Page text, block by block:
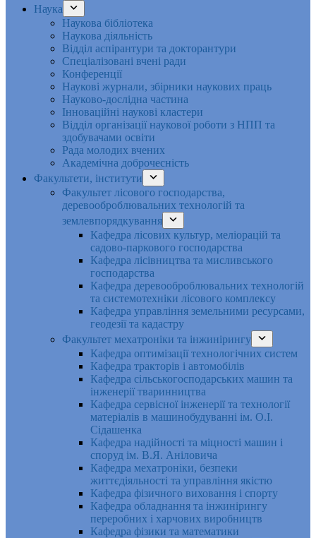
Наука
Наукова бібліотека
Наукова діяльність
Відділ аспірантури та докторантури
Спеціалізовані вчені ради
Конференції
Наукові журнали, збірники наукових праць
Науково-дослідна частина
Інноваційні наукові кластери
Відділ організації наукової роботи з НПП та
здобувачами освіти
Рада молодих вчених
Академічна доброчесність
Факультети, інститути
Факультет лісового господарства,
деревооброблювальних технологій та
землевпорядкування
Кафедра лісових культур, меліорацій та
садово-паркового господарства
Кафедра лісівництва та мисливського
господарства
Кафедра деревооброблювальних технологій
та системотехніки лісового комплексу
Кафедра управління земельними ресурсами,
геодезії та кадастру
Факультет мехатроніки та інжинірингу
Кафедра оптимізації технологічних систем
Кафедра тракторів і автомобілів
Кафедра сільськогосподарських машин та
інженерії тваринництва
Кафедра cервісної інженерії та технології
матеріалів в машинобудуванні ім. О.І.
Сідашенка
Кафедра надійності та міцності машин і
споруд ім. В.Я. Аніловича
Кафедра мехатроніки, безпеки
життєдіяльності та управління якістю
Кафедра фізичного виховання і спорту
Кафедра обладнання та інжинірингу
переробних і харчових виробництв
Кафедра фізики та математики